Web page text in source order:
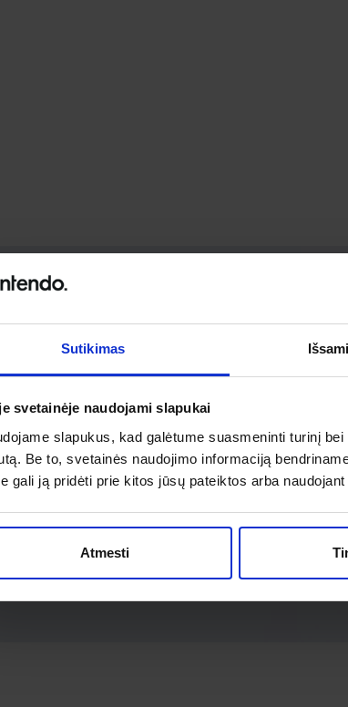
Sutikimas
svetainėje naudojami slapukai
slapukus, kad galėtume suasmeninti turinį
Be to, svetainės naudojimo informaciją
gali ją pridėti prie kitos jūsų pateiktos arba
Atmesti
aptarimo.